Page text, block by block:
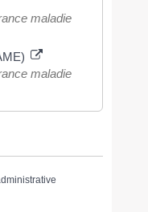
maladie
maladie